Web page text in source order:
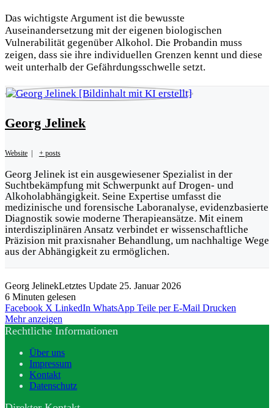
Das wichtigste Argument ist die bewusste
Auseinandersetzung mit der eigenen biologischen
Vulnerabilität gegenüber Alkohol. Die Probandin muss
zeigen, dass sie ihre individuellen Grenzen kennt und diese
weit unterhalb der Gefährdungsschwelle setzt.
Georg Jelinek
Website | + posts
Georg Jelinek ist ein ausgewiesener Spezialist in der
Suchtbekämpfung mit Schwerpunkt auf Drogen- und
Alkoholabhängigkeit. Seine Expertise umfasst die
medizinische und forensische Laboranalyse, evidenzbasierte
Diagnostik sowie moderne Therapieansätze. Mit einem
interdisziplinären Ansatz verbindet er wissenschaftliche
Präzision mit praxisnaher Behandlung, um nachhaltige Wege
aus der Abhängigkeit zu ermöglichen.
Georg JelinekLetztes Update 25. Januar 2026
6 Minuten gelesen
Facebook X LinkedIn WhatsApp Teile per E-Mail Drucken
Mehr anzeigen
Rechtliche Informationen
Über uns
Impressum
Kontakt
Datenschutz